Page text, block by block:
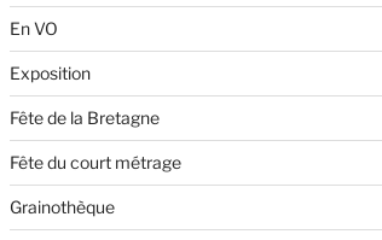
En VO
Exposition
Fête de la Bretagne
Fête du court métrage
Grainothèque